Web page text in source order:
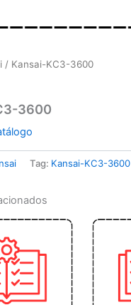
/ Kansai-KC3-3600
3600
Tag: Kansai-KC3-3600